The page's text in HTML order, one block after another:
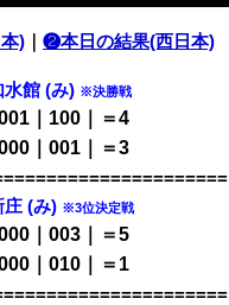
) ｜❷本日の結果(西日本)
水館 (み) ※決勝戦
｜100｜＝4
｜001｜＝3
庄 (み) ※3位決定戦
｜003｜＝5
｜010｜＝1